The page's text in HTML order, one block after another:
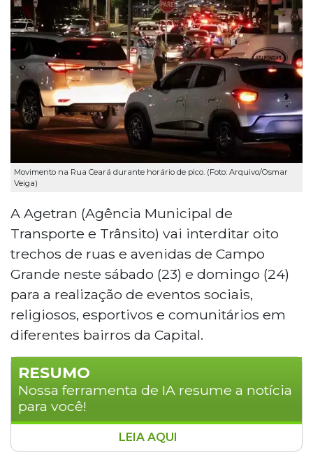
Movimento na Rua Ceará durante horário de pico. (Foto: Arquivo/Osmar
Veiga)
A Agetran (Agência Municipal de
Transporte e Trânsito) vai interditar oito
trechos de ruas e avenidas de Campo
Grande neste sábado (23) e domingo (24)
para a realização de eventos sociais,
religiosos, esportivos e comunitários em
diferentes bairros da Capital.
RESUMO
Nossa ferramenta de IA resume a notícia
para você!
A Agetran interditará oito trechos de ruas e
LEIA AQUI